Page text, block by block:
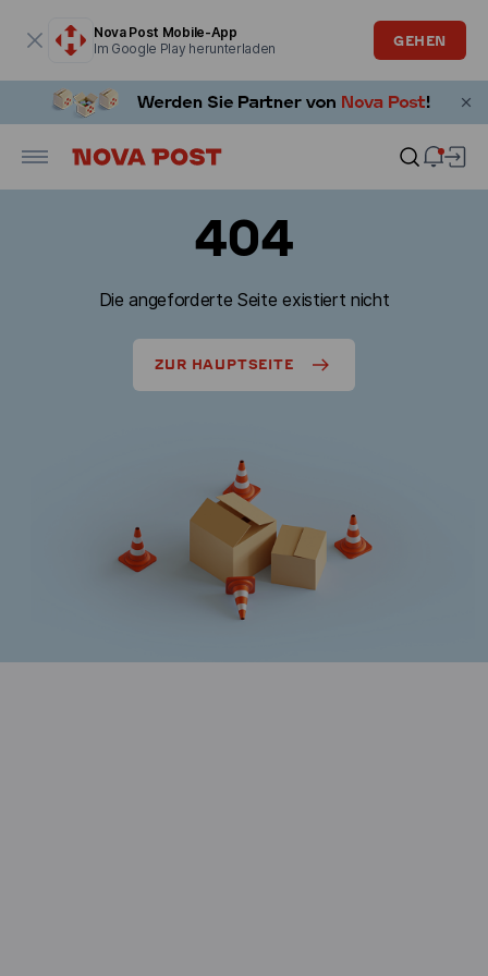
Nova Post Mobile-App
Im Google Play herunterladen
GEHEN
404
Die angeforderte Seite existiert nicht
ZUR HAUPTSEITE